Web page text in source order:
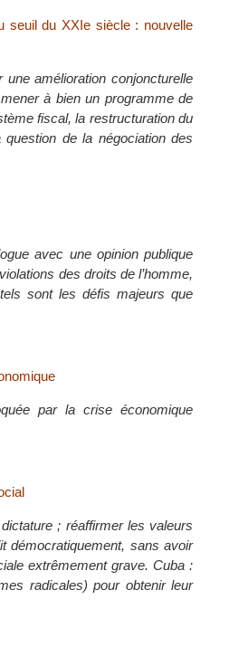
seuil du XXIe siècle : nouvelle
une amélioration conjoncturelle
à bien un programme de
fiscal, la restructuration du
de la négociation des
avec une opinion publique
des droits de l’homme,
sont les défis majeurs que
par la crise économique
; réaffirmer les valeurs
démocratiquement, sans avoir
extrêmement grave. Cuba :
radicales) pour obtenir leur